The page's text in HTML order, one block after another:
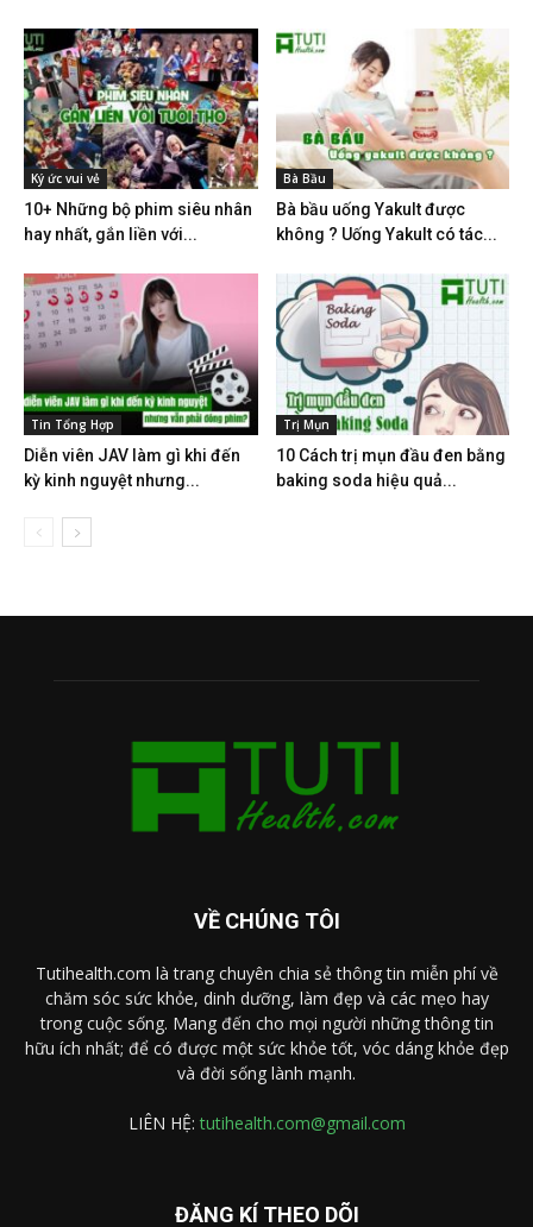
Ký ức vui vẻ
10+ Những bộ phim siêu nhân
hay nhất, gắn liền với...
Bà Bầu
Bà bầu uống Yakult được
không ? Uống Yakult có tác...
Tin Tổng Hợp
Diễn viên JAV làm gì khi đến
kỳ kinh nguyệt nhưng...
Trị Mụn
10 Cách trị mụn đầu đen bằng
baking soda hiệu quả...
VỀ CHÚNG TÔI
Tutihealth.com là trang chuyên chia sẻ thông tin miễn phí về
chăm sóc sức khỏe, dinh dưỡng, làm đẹp và các mẹo hay
trong cuộc sống. Mang đến cho mọi người những thông tin
hữu ích nhất; để có được một sức khỏe tốt, vóc dáng khỏe đẹp
và đời sống lành mạnh.
LIÊN HỆ:tutihealth.com@gmail.com
ĐĂNG KÍ THEO DÕI